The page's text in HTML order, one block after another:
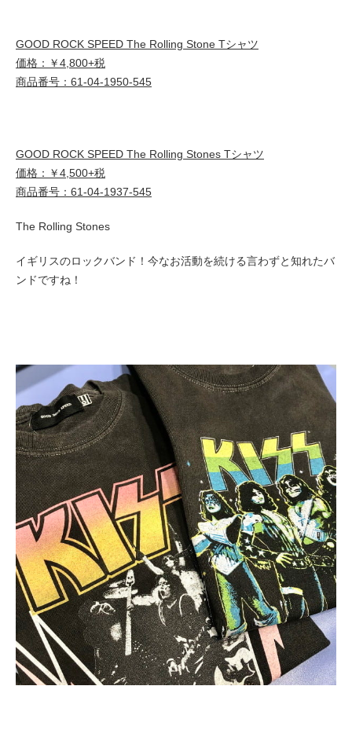
GOOD ROCK SPEED The Rolling Stone Tシャツ
価格：￥4,800+税
商品番号：61-04-1950-545
GOOD ROCK SPEED The Rolling Stones Tシャツ
価格：￥4,500+税
商品番号：61-04-1937-545
The Rolling Stones
イギリスのロックバンド！今なお活動を続ける言わずと知れたバ
ンドですね！